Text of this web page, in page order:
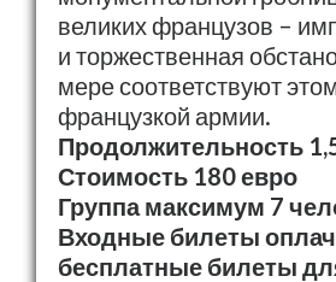
великих французов –
и торжественная
мере соответствуют
французкой армии.
Продолжительность
Стоимость 180 евро
Группа максимум 7
Входные билеты
бесплатные билеты